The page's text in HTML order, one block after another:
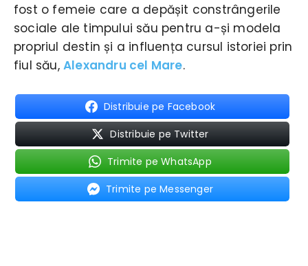
fost o femeie care a depășit constrângerile
sociale ale timpului său pentru a-și modela
propriul destin și a influența cursul istoriei prin
fiul său, Alexandru cel Mare.
Distribuie pe Facebook
Distribuie pe Twitter
Trimite pe WhatsApp
Trimite pe Messenger